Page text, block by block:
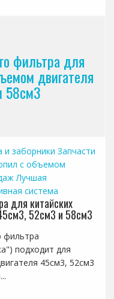
фильтра для
двигателя
58см3
заборники Запчасти
с объемом
Лучшая
система
для китайских
52см3 и 58см3
фильтра
подходит для
45см3, 52см3